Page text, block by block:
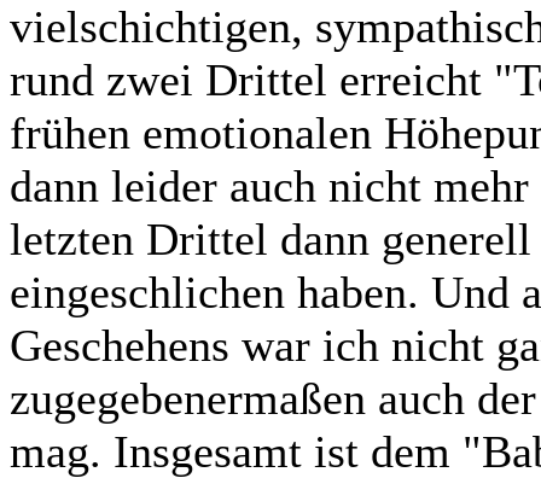
vielschichtigen,
rund zwei Drittel erreicht
frühen emotionalen
dann leider auch nicht
letzten Drittel dann
eingeschlichen haben. Und
Geschehens war ich nicht
zugegebenermaßen auch
mag. Insgesamt ist dem